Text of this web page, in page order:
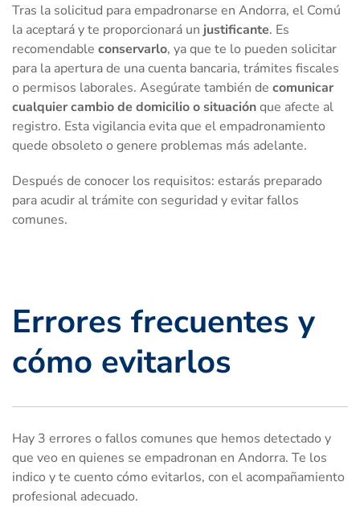
Tras la solicitud para empadronarse en Andorra, el Comú
la aceptará y te proporcionará un justificante. Es
recomendable conservarlo, ya que te lo pueden solicitar
para la apertura de una cuenta bancaria, trámites fiscales
o permisos laborales. Asegúrate también de comunicar
cualquier cambio de domicilio o situaciónque afecte al
registro. Esta vigilancia evita que el empadronamiento
quede obsoleto o genere problemas más adelante.
Después de conocer los requisitos: estarás preparado
para acudir al trámite con seguridad y evitar fallos
comunes.
Errores frecuentes y
cómo evitarlos
Hay 3 errores o fallos comunes que hemos detectado y
que veo en quienes se empadronan en Andorra. Te los
indico y te cuento cómo evitarlos, con el acompañamiento
profesional adecuado.